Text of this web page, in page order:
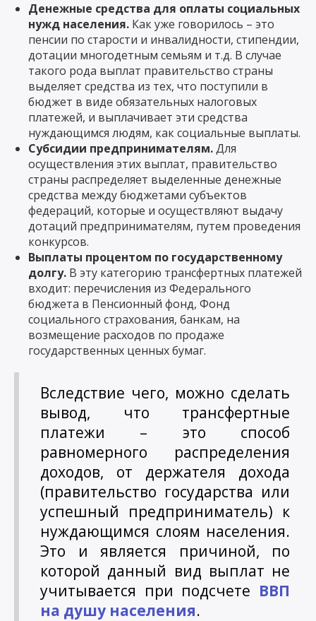
Денежные средства для оплаты социальных
нужд населения. Как уже говорилось – это
пенсии по старости и инвалидности, стипендии,
дотации многодетным семьям и т.д. В случае
такого рода выплат правительство страны
выделяет средства из тех, что поступили в
бюджет в виде обязательных налоговых
платежей, и выплачивает эти средства
нуждающимся людям, как социальные выплаты.
Субсидии предпринимателям.Для
осуществления этих выплат, правительство
страны распределяет выделенные денежные
средства между бюджетами субъектов
федераций, которые и осуществляют выдачу
дотаций предпринимателям, путем проведения
конкурсов.
Выплаты процентом по государственному
долгу. В эту категорию трансфертных платежей
входит: перечисления из Федерального
бюджета в Пенсионный фонд, Фонд
социального страхования, банкам, на
возмещение расходов по продаже
государственных ценных бумаг.
Вследствие чего, можно сделать
вывод, что трансфертные
платежи – это способ
равномерного распределения
доходов, от держателя дохода
(правительство государства или
успешный предприниматель) к
нуждающимся слоям населения.
Это и является причиной, по
которой данный вид выплат не
учитывается при подсчете ВВП
на душу населения.